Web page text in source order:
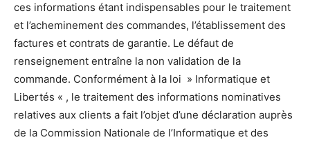
ces informations étant indispensables pour le traitement
et l’acheminement des commandes, l’établissement des
factures et contrats de garantie. Le défaut de
renseignement entraîne la non validation de la
commande. Conformément à la loi » Informatique et
Libertés « , le traitement des informations nominatives
relatives aux clients a fait l’objet d’une déclaration auprès
de la Commission Nationale de l’Informatique et des